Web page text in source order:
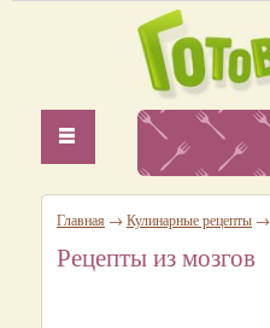
Главная → Кулинарные рецепты →
Рецепты из мозгов